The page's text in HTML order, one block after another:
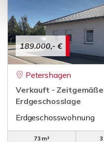
189.000,- €
Petershagen
Verkauft -
Erdgeschosslage
Erdgeschosswohnung
73 m²
3